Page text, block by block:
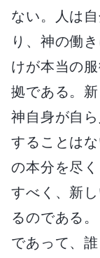
ない。人は
り、神の働
けが本当の
拠である。
神自身が自
することは
の本分を尽
すべく、新
るのである
であって、